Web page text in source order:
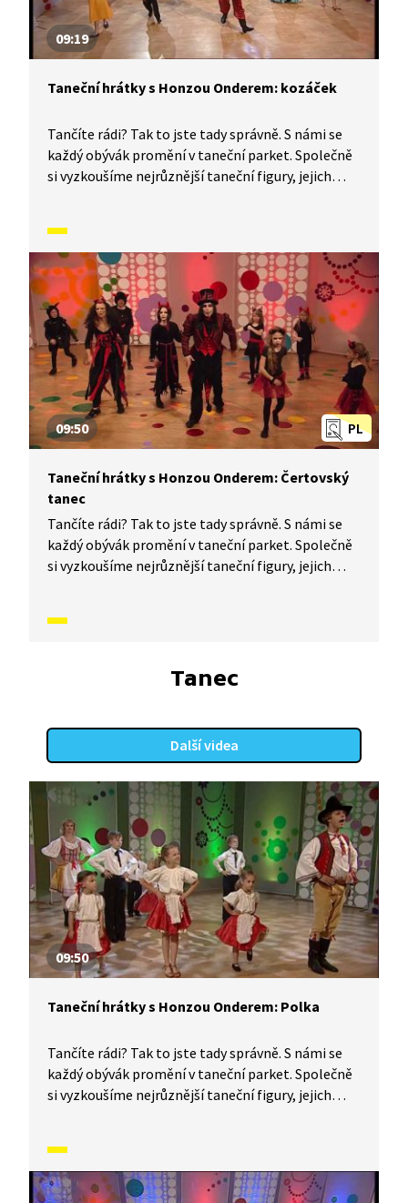
09:19
Taneční hrátky s Honzou Onderem: kozáček
Tančíte rádi? Tak to jste tady správně. S námi se
každý obývák promění v taneční parket. Společně
si vyzkoušíme nejrůznější taneční figury, jejich
vás inspirovali a udělali z vás krále či královnu
každého tanečního parketu. Dneska si ukážeme,
jak to vypadá, když se tančí kozáček.
PL
09:50
Taneční hrátky s Honzou Onderem: Čertovský
tanec
Tančíte rádi? Tak to jste tady správně. S námi se
každý obývák promění v taneční parket. Společně
si vyzkoušíme nejrůznější taneční figury, jejich
abychom vás inspirovali a udělali z vás krále
ukážeme, jak to vypadá, když čerti tančí.
Tanec
Další videa
09:50
Taneční hrátky s Honzou Onderem: Polka
Tančíte rádi? Tak to jste tady správně. S námi se
každý obývák promění v taneční parket. Společně
si vyzkoušíme nejrůznější taneční figury, jejich
vás inspirovali a udělali z vás krále či královnu
každého tanečního parketu. Dneska si ukážeme,
jak to vypadá, když se tančí polka.